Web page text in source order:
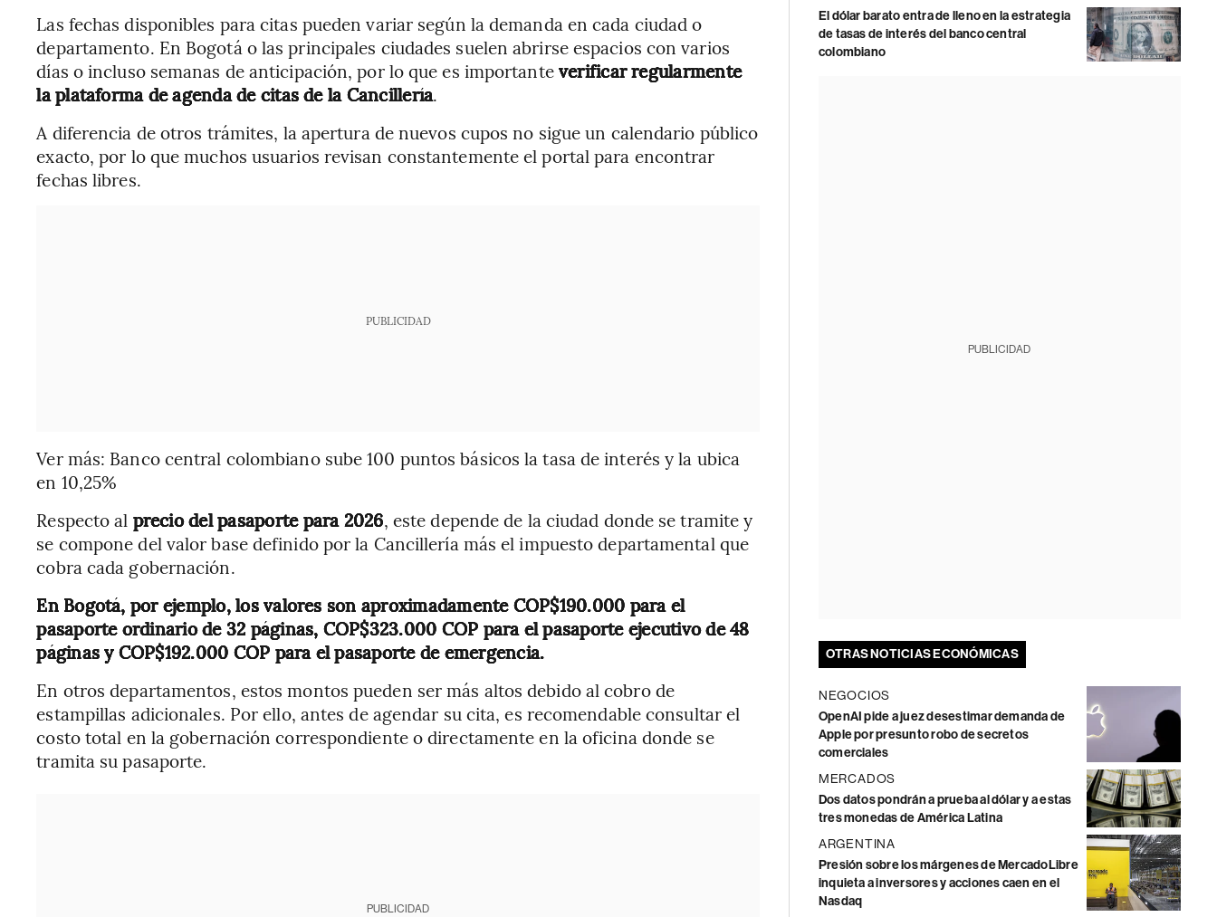
Las fechas disponibles para citas pueden variar según la demanda en cada ciudad o
departamento. En Bogotá o las principales ciudades suelen abrirse espacios con varios
días o incluso semanas de anticipación, por lo que es importanteverificar regularmente
la plataforma de agenda de citas de la Cancillería.
A diferencia de otros trámites, la apertura de nuevos cupos no sigue un calendario público
exacto, por lo que muchos usuarios revisan constantemente el portal para encontrar
fechas libres.
PUBLICIDAD
Ver más: Banco central colombiano sube 100 puntos básicos la tasa de interés y la ubica
en 10,25%
Respecto al precio del pasaporte para 2026, este depende de la ciudad donde se tramite y
se compone del valor base definido por la Cancillería más el impuesto departamental que
cobra cada gobernación.
En Bogotá, por ejemplo, los valores son aproximadamente COP$190.000 para el
pasaporte ordinario de 32 páginas, COP$323.000 COP para el pasaporte ejecutivo de 48
páginas y COP$192.000 COP para el pasaporte de emergencia.
En otros departamentos, estos montos pueden ser más altos debido al cobro de
estampillas adicionales. Por ello, antes de agendar su cita, es recomendable consultar el
costo total en la gobernación correspondiente o directamente en la oficina donde se
tramita su pasaporte.
PUBLICIDAD
El dólar barato entra de lleno en la estrategia
de tasas de interés del banco central
colombiano
PUBLICIDAD
OTRAS NOTICIAS ECONÓMICAS
NEGOCIOS
OpenAI pide a juez desestimar demanda de
Apple por presunto robo de secretos
comerciales
MERCADOS
Dos datos pondrán a prueba al dólar y a estas
tres monedas de América Latina
ARGENTINA
Presión sobre los márgenes de MercadoLibre
inquieta a inversores y acciones caen en el
Nasdaq